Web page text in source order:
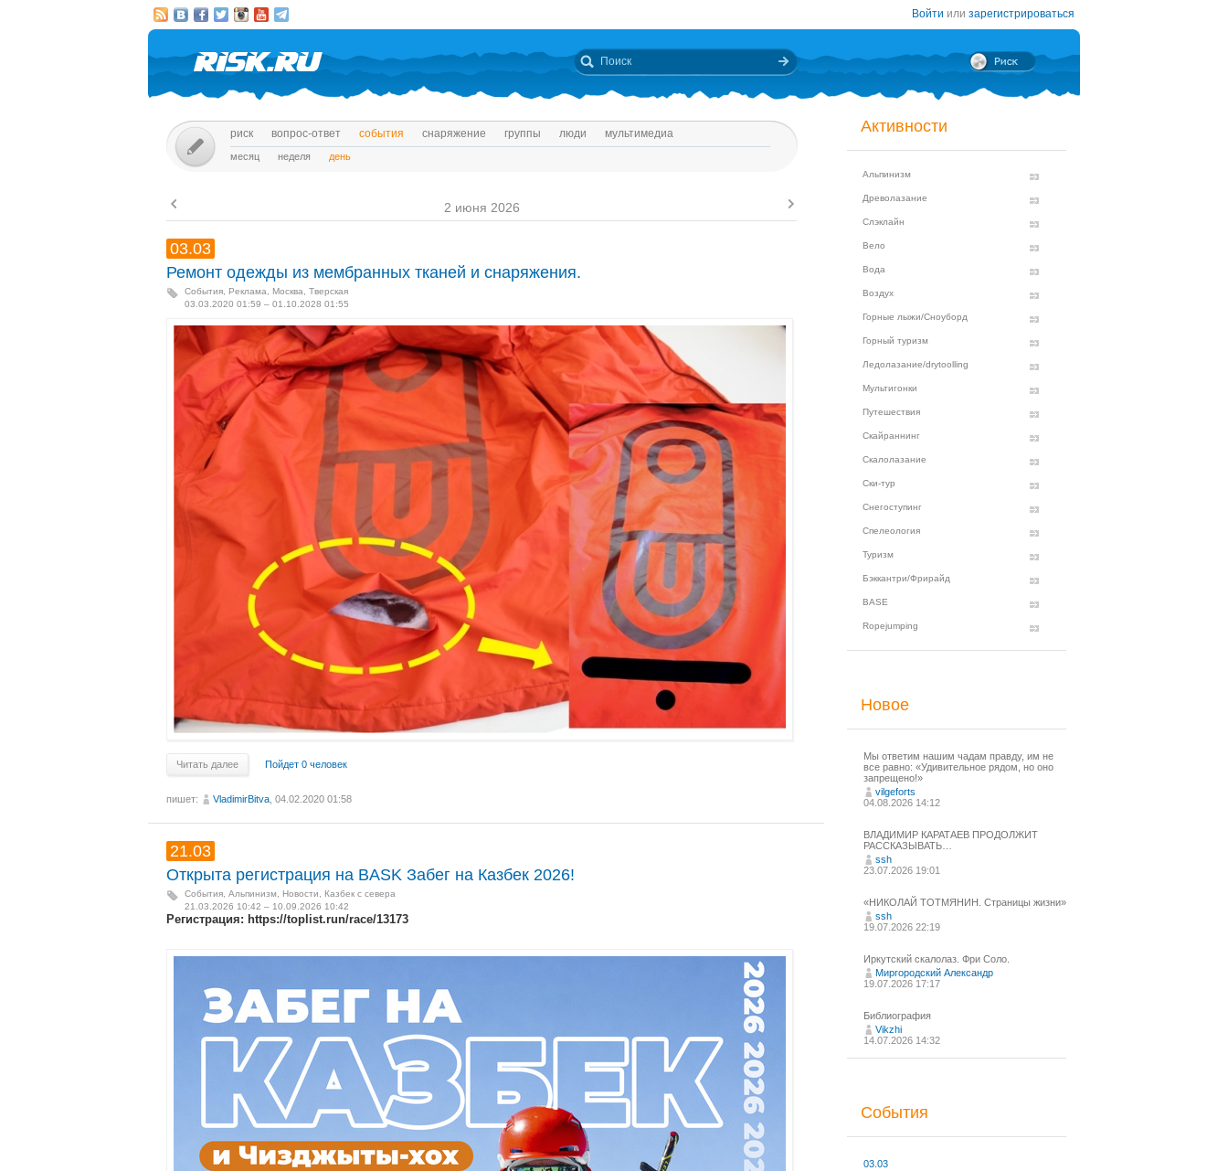
Войти или зарегистрироваться
риск вопрос-ответ события снаряжение группы люди мультимедиа
месяц неделя день
2 июня 2026
03.03
Ремонт одежды из мембранных тканей и снаряжения.
События Реклама
Москва, Тверская
03.03.2020 01:59 – 01.10.2028 01:55
Читать далее Пойдет 0 человек
пишет: VladimirBitva , 04.02.2020 01:58
21.03
Открыта регистрация на BASK Забег на Казбек 2026!
События Альпинизм Новости
Казбек с севера
21.03.2026 10:42 – 10.09.2026 10:42
Регистрация: https://toplist.run/race/13173
Активности
Альпинизм
Древолазание
Слэклайн
Вело
Вода
Воздух
Горные лыжи/Сноуборд
Горный туризм
Ледолазание/drytoolling
Мультигонки
Путешествия
Скайраннинг
Скалолазание
Ски-тур
Снегоступинг
Спелеология
Туризм
Бэккантри/Фрирайд
BASE
Ropejumping
Новое
Мы ответим нашим чадам правду, им не
все равно: «Удивительное рядом, но оно
запрещено!»
vilgeforts
04.08.2026 14:12
ВЛАДИМИР КАРАТАЕВ ПРОДОЛЖИТ
РАССКАЗЫВАТЬ…
ssh
23.07.2026 19:01
«НИКОЛАЙ ТОТМЯНИН. Страницы жизни»
ssh
19.07.2026 22:19
Иркутский скалолаз. Фри Соло.
Миргородский Александр
19.07.2026 17:17
Библиография
Vikzhi
14.07.2026 14:32
События
03.03